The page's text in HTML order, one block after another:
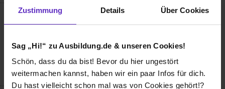
Zustimmung Details Über Cookies
Sag „Hi!“ zu Ausbildung.de & unseren Cookies!
Schön, dass du da bist! Bevor du hier ungestört
weitermachen kannst, haben wir ein paar Infos für dich.
Du hast vielleicht schon mal was von Cookies gehört!?
Wusstest du schon, dass...
... wir Deutschlands erfolgreichstes Optik- und Akustik
https://www.tiktok.com/@brillen.rottler